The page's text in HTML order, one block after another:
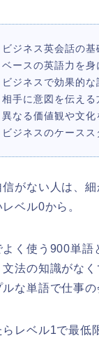
ジネス英会話の基
ースの英語力を身
ジネスで効果的な
手に意図を伝える
なる価値観や文化
ジネスのケースス
信がない人は、
ベル0から。
よく使う900単語
法の知識がな
な単語で仕事の
レベル1で最低